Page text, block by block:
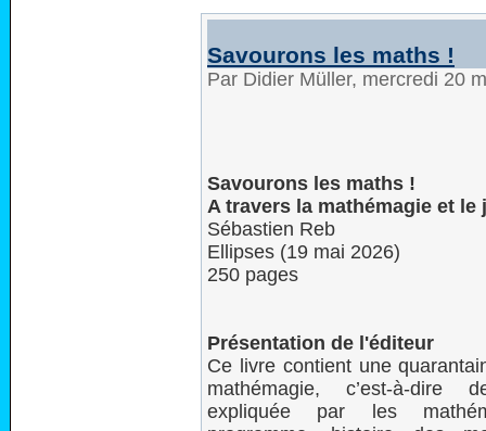
Savourons les maths !
Par Didier Müller, mercredi 20
Savourons les maths !
A travers la mathémagie et le
Sébastien Reb
Ellipses (19 mai 2026)
250 pages
Présentation de l'éditeur
Ce livre contient une
mathémagie, c’est-à-
expliquée par les